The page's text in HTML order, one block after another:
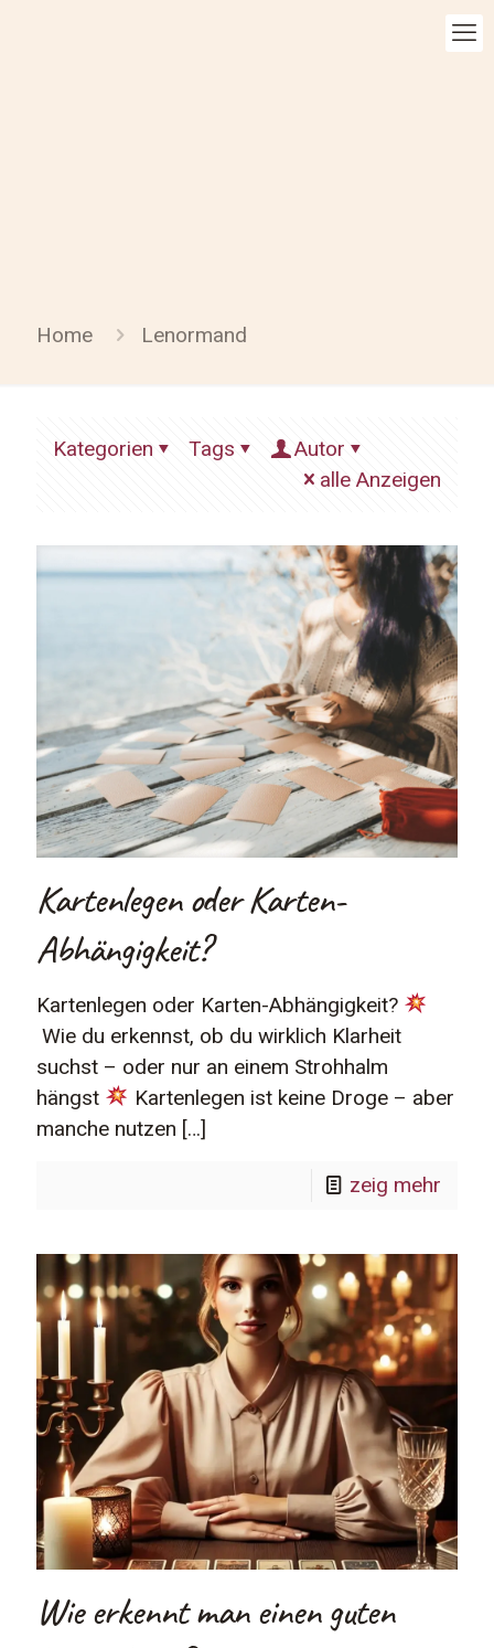
Home Lenormand
Kategorien Tags
Autor
alle Anzeigen
Kartenlegen oder Karten-
Abhängigkeit?
Kartenlegen oder Karten-Abhängigkeit?
Wie du erkennst, ob du wirklich Klarheit
suchst – oder nur an einem Strohhalm
hängst
Kartenlegen ist keine Droge – aber
manche nutzen […]
zeig mehr
Wie erkennt man einen guten